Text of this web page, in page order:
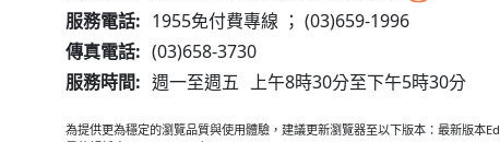
服務電話: 1955免付費專線 ； (03)659-1996
傳真電話: (03)658-3730
服務時間: 週一至週五 上午8時30分至下午5時30分
為提供更為穩定的瀏覽品質與使用體驗，建議更新瀏覽器至以下版本：最新版本